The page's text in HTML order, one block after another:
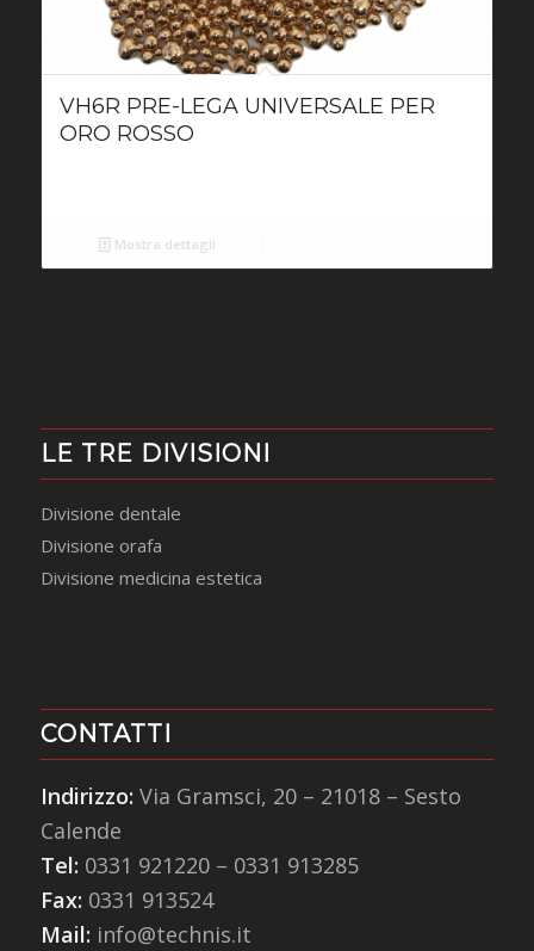
VH6R PRE-LEGA UNIVERSALE PER
ORO ROSSO
Mostra dettagli
LE TRE DIVISIONI
Divisione dentale
Divisione orafa
Divisione medicina estetica
CONTATTI
Indirizzo: Via Gramsci, 20 – 21018 – Sesto
Calende
Tel: 0331 921220– 0331 913285
Fax: 0331 913524
Mail: info@technis.it